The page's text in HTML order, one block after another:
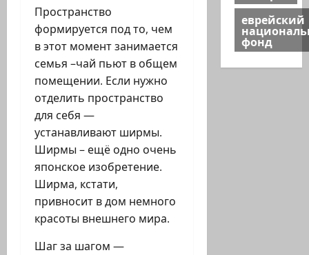
Пространство
формируется под то, чем
в этот момент занимается
семья –чай пьют в общем
помещении. Если нужно
отделить пространство
для себя —
устанавливают ширмы.
Ширмы – ещё одно очень
японское изобретение.
Ширма, кстати,
привносит в дом немного
красоты внешнего мира.
Шаг за шагом —
еврейский
фонд